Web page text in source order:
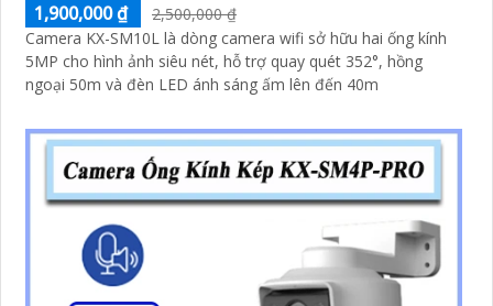
1,900,000 ₫
2,500,000 ₫
Camera KX-SM10L là dòng camera wifi sở hữu hai ống kính
5MP cho hình ảnh siêu nét, hỗ trợ quay quét 352°, hồng
ngoại 50m và đèn LED ánh sáng ấm lên đến 40m